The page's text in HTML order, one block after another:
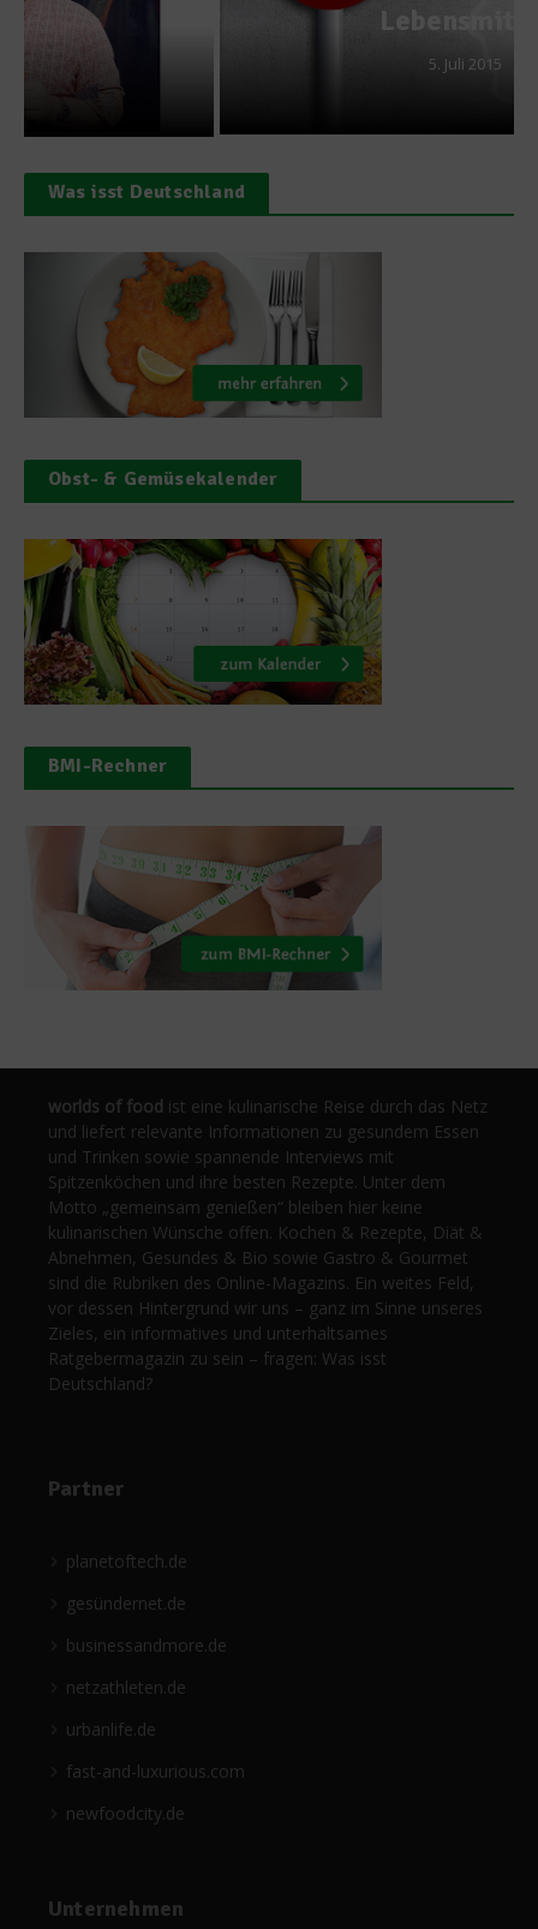
Lebensmittel
Was isst Deutschland
Obst- & Gemüsekalender
BMI-Rechner
worlds of food ist eine kulinarische Reise durch das Netz
und liefert relevante Informationen zu gesundem Essen
und Trinken sowie spannende Interviews mit
Spitzenköchen und ihre besten Rezepte. Unter dem
Motto „gemeinsam genießen“ bleiben hier keine
kulinarischen Wünsche offen. Kochen & Rezepte, Diät &
Abnehmen, Gesundes & Bio sowie Gastro & Gourmet
sind die Rubriken des Online-Magazins. Ein weites Feld,
vor dessen Hintergrund wir uns – ganz im Sinne unseres
Zieles, ein informatives und unterhaltsames
Ratgebermagazin zu sein – fragen: Was isst
Deutschland?
Partner
planetoftech.de
gesündernet.de
businessandmore.de
netzathleten.de
urbanlife.de
fast-and-luxurious.com
newfoodcity.de
Unternehmen